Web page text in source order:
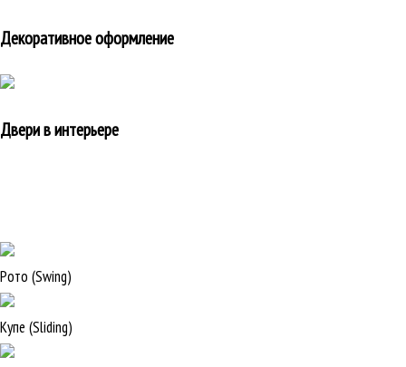
Декоративное оформление
Двери в интерьере
Рото (Swing)
Купе (Sliding)